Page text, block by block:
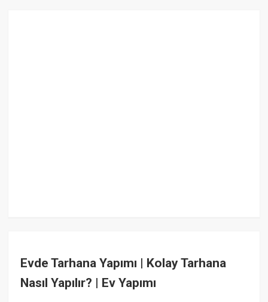
Evde Tarhana Yapımı | Kolay Tarhana
Nasıl Yapılır? | Ev Yapımı